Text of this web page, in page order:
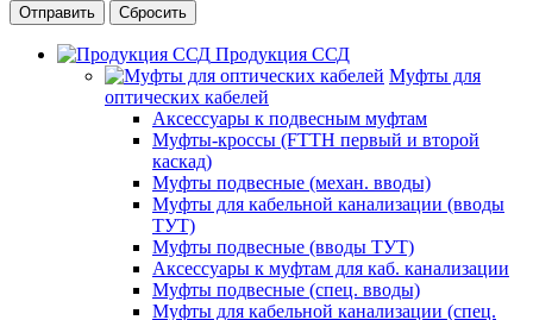
Сбросить
Продукция ССД
Муфты для
оптических кабелей
Аксессуары к подвесным муфтам
Муфты-кроссы (FTTH первый и второй
каскад)
Муфты подвесные (механ. вводы)
Муфты для кабельной канализации (вводы
ТУТ)
Муфты подвесные (вводы ТУТ)
Аксессуары к муфтам для каб. канализации
Муфты подвесные (спец. вводы)
Муфты для кабельной канализации (спец.